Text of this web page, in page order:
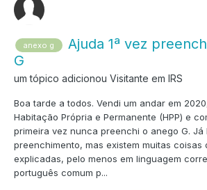
anexo g
Ajuda 1ª vez
G
um tópico adicionou Visitante em IRS
Boa tarde a todos. Vendi um andar em
Habitação Própria e Permanente (HPP) e
primeira vez nunca preenchi o anego G. Já
preenchimento, mas existem muitas coisas
explicadas, pelo menos em linguagem
português comum p...